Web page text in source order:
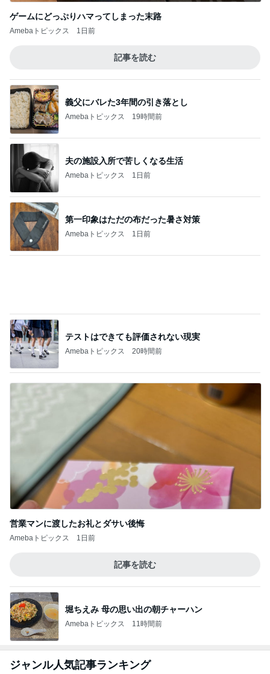
Amebaトピックス 1日前
第一印象はただの布だった暑さ対策
Amebaトピックス 1日前
テストはできても評価されない現実
Amebaトピックス 20時間前
営業マンに渡したお礼とダサい後悔
Amebaトピックス
記事を読む
堀ちえみ 母の思い出の朝チャーハン
Amebaトピックス 11時間前
ジャンル人気記事ランキング
ディズニーレポ
モアナと伝説の海（実写版）観てきた感想
（感想でネタバレあり）
「吉田さんちのファミリー日記」Powered by Ame
ba 吉田さんファミリーオフィシャルブログ
2
しまむらディズニーコラボ！ダッフィー新商
品の話
にっき★